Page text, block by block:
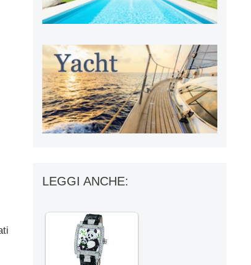
LEGGI ANCHE: